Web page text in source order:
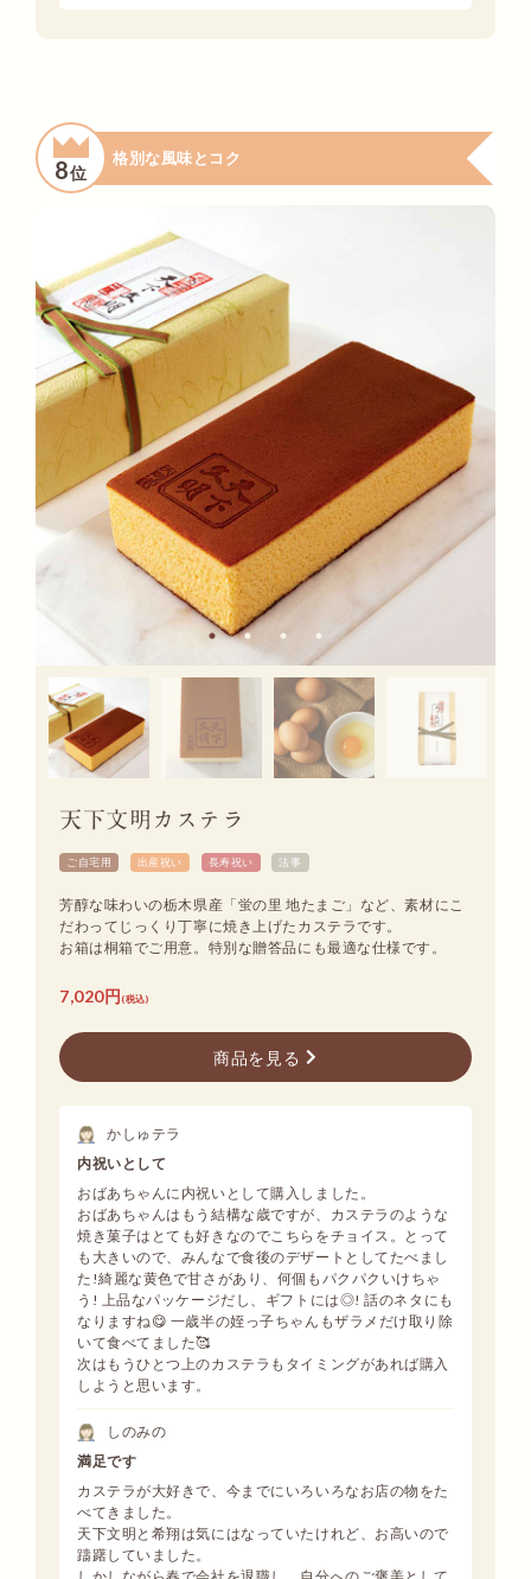
8位
格別な風味とコク
天下文明カステラ
ご自宅用 出産祝い 長寿祝い 法事
芳醇な味わいの栃木県産「蛍の里 地たまご」など、素材にこ
だわってじっくり丁寧に焼き上げたカステラです。
お箱は桐箱でご用意。特別な贈答品にも最適な仕様です。
7,020円 (税込)
商品を見る
かしゅテラ
内祝いとして
おばあちゃんに内祝いとして購入しました。
おばあちゃんはもう結構な歳ですが、カステラのような
焼き菓子はとても好きなのでこちらをチョイス。とって
も大きいので、みんなで食後のデザートとしてたべまし
た!綺麗な黄色で甘さがあり、何個もパクパクいけちゃ
う! 上品なパッケージだし、ギフトには◎! 話のネタにも
なりますね😋 一歳半の姪っ子ちゃんもザラメだけ取り除
いて食べてました🥰
次はもうひとつ上のカステラもタイミングがあれば購入
しようと思います。
しのみの
満足です
カステラが大好きで、今までにいろいろなお店の物をた
べてきました。
天下文明と希翔は気にはなっていたけれど、お高いので
躊躇していました。